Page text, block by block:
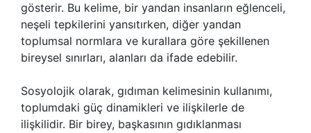
gösterir. Bu kelime, bir yandan insanların eğlenceli,
neşeli tepkilerini yansıtırken, diğer yandan
toplumsal normlara ve kurallara göre şekillenen
bireysel sınırları, alanları da ifade edebilir.
Sosyolojik olarak, gıdıman kelimesinin kullanımı,
toplumdaki güç dinamikleri ve ilişkilerle de
ilişkilidir. Bir birey, başkasının gıdıklanması